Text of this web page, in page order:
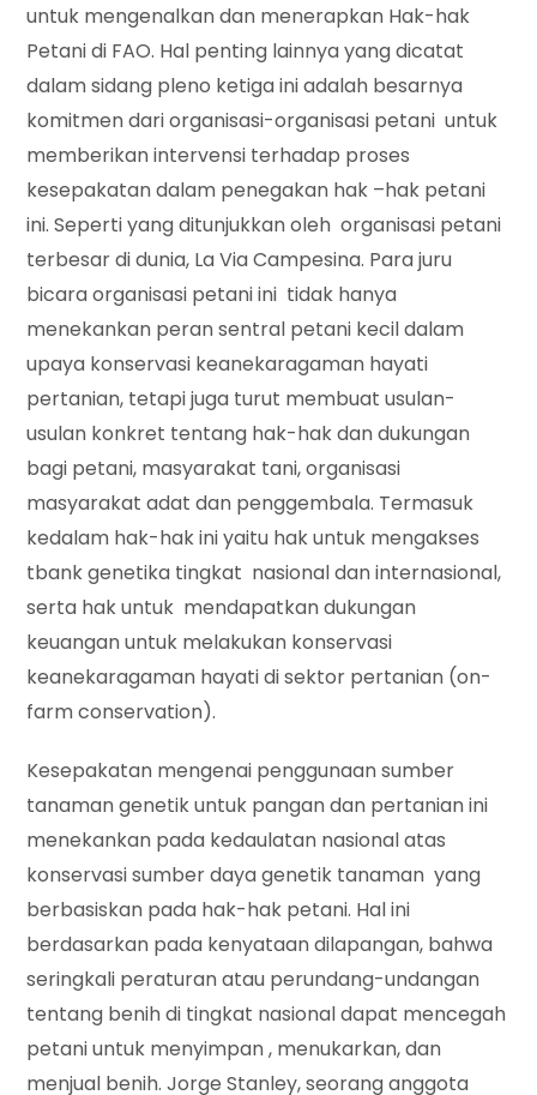
untuk mengenalkan dan menerapkan Hak-hak
Petani di FAO. Hal penting lainnya yang dicatat
dalam sidang pleno ketiga ini adalah besarnya
komitmen dari organisasi-organisasi petani untuk
memberikan intervensi terhadap proses
kesepakatan dalam penegakan hak –hak petani
ini. Seperti yang ditunjukkan oleh organisasi petani
terbesar di dunia, La Via Campesina. Para juru
bicara organisasi petani ini tidak hanya
menekankan peran sentral petani kecil dalam
upaya konservasi keanekaragaman hayati
pertanian, tetapi juga turut membuat usulan-
usulan konkret tentang hak-hak dan dukungan
bagi petani, masyarakat tani, organisasi
masyarakat adat dan penggembala. Termasuk
kedalam hak-hak ini yaitu hak untuk mengakses
tbank genetika tingkat nasional dan internasional,
serta hak untuk mendapatkan dukungan
keuangan untuk melakukan konservasi
keanekaragaman hayati di sektor pertanian (on-
farm conservation).
Kesepakatan mengenai penggunaan sumber
tanaman genetik untuk pangan dan pertanian ini
menekankan pada kedaulatan nasional atas
konservasi sumber daya genetik tanaman yang
berbasiskan pada hak-hak petani. Hal ini
berdasarkan pada kenyataan dilapangan, bahwa
seringkali peraturan atau perundang-undangan
tentang benih di tingkat nasional dapat mencegah
petani untuk menyimpan , menukarkan, dan
menjual benih. Jorge Stanley, seorang anggota